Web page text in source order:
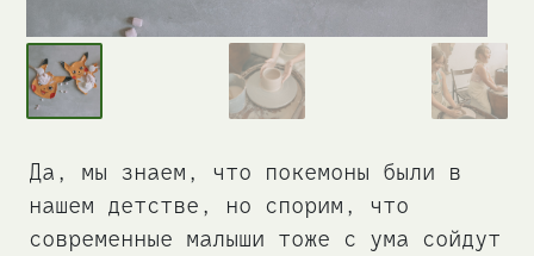
Да, мы знаем, что покемоны были в
нашем детстве, но спорим, что
современные малыши тоже с ума сойдут